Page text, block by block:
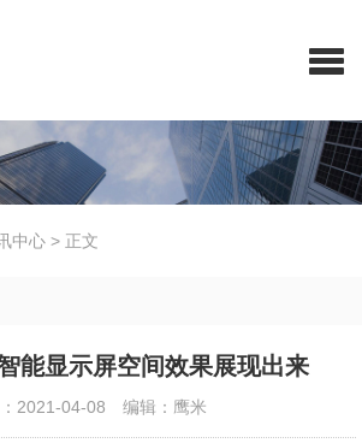
中心 > 正文
能显示屏空间效果展现出来
2021-04-08 编辑：鹰米